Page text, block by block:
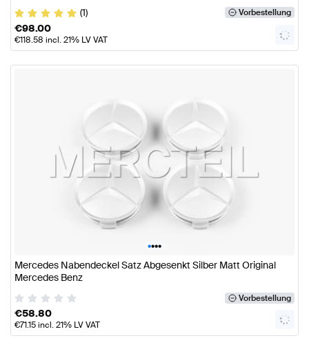
(1)
Vorbestellung
€98.00
€118.58 incl. 21% LV VAT
••••
Mercedes Nabendeckel Satz Abgesenkt Silber Matt Original
Mercedes Benz
Vorbestellung
€58.80
€71.15incl. 21% LV VAT